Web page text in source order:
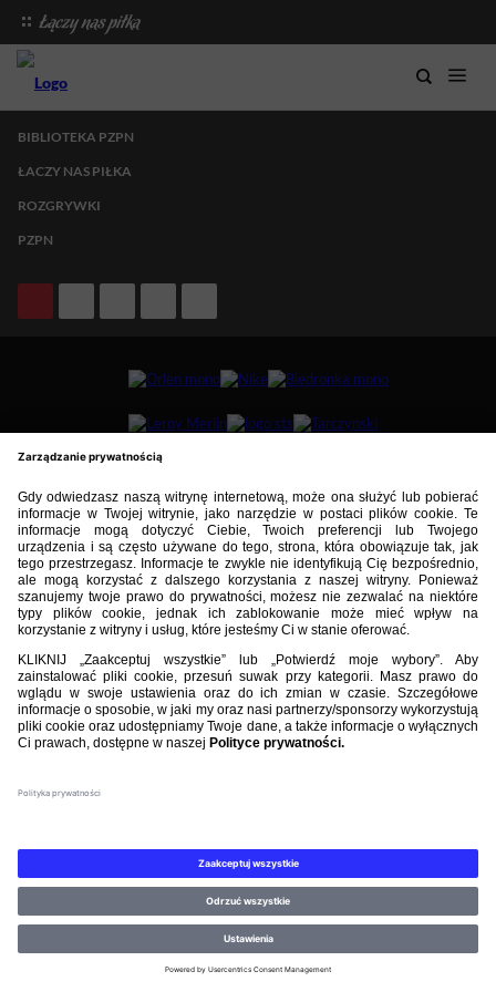
BIBLIOTEKA PZPN
ŁACZY NAS PIŁKA
ROZGRYWKI
PZPN
Nasi partnerzy
©PZPN WSZELKIE PRAWA ZASTRZEŻONE.REGULAMIN.